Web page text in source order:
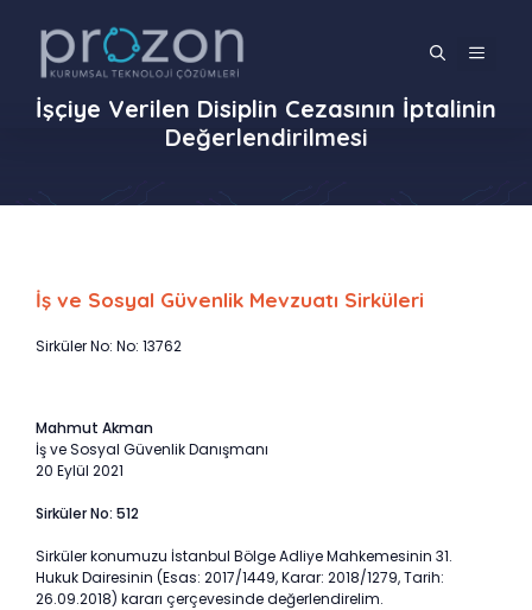
MENÜ
İşçiye Verilen Disiplin Cezasının İptalinin
Değerlendirilmesi
İş ve Sosyal Güvenlik Mevzuatı Sirküleri
Sirküler No: No: 13762
Mahmut Akman
İş ve Sosyal Güvenlik Danışmanı
20 Eylül 2021
Sirküler No: 512
Sirküler konumuzu İstanbul Bölge Adliye Mahkemesinin 31.
Hukuk Dairesinin (Esas: 2017/1449, Karar: 2018/1279, Tarih:
26.09.2018) kararı çerçevesinde değerlendirelim.